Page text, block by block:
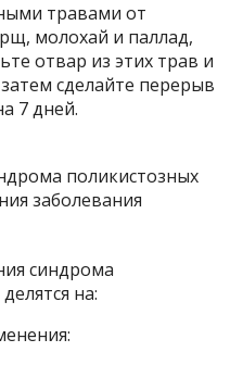
травами от
молохай и паллад,
отвар из этих трав и
сделайте перерыв
7 дней.
синдрома
на: